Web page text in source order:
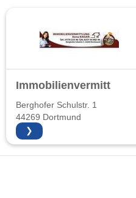
Immobilienvermittlung
Berghofer Schulstr. 1
44269 Dortmund
❯